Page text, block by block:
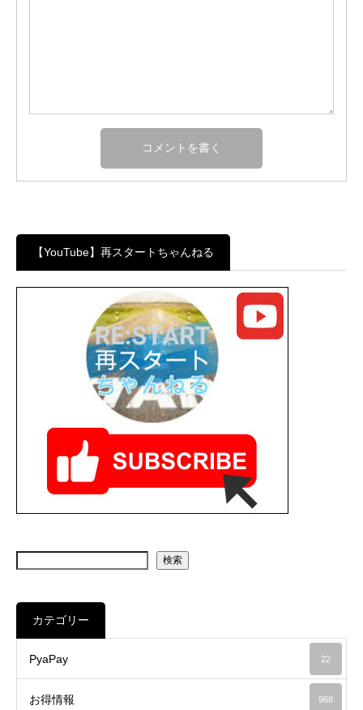
【YouTube】再スタートちゃんねる
検索
カテゴリー
PyaPay 22
お得情報 968